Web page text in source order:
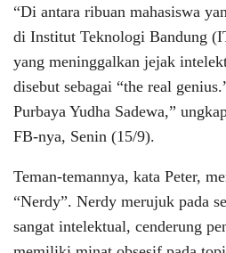
“Di antara ribuan mahasiswa
di Institut Teknologi Bandung
yang meninggalkan jejak
disebut sebagai “the real
Purbaya Yudha Sadewa,”
FB-nya, Senin (15/9).
Teman-temannya, kata Peter,
“Nerdy”. Nerdy merujuk pada
sangat intelektual, cenderung